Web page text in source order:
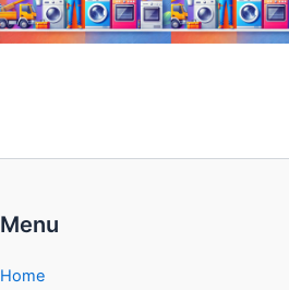
Menu
Home